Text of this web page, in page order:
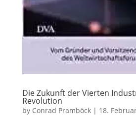
Die Zukunft der Vierten
Revolution
by Conrad Pramböck| 18.